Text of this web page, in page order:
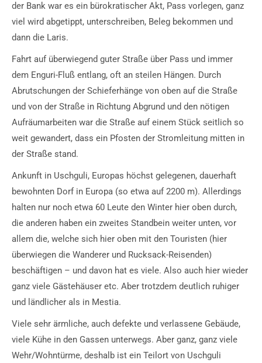
der Bank war es ein bürokratischer Akt, Pass vorlegen, ganz
viel wird abgetippt, unterschreiben, Beleg bekommen und
dann die Laris.
Fahrt auf überwiegend guter Straße über Pass und immer
dem Enguri-Fluß entlang, oft an steilen Hängen. Durch
Abrutschungen der Schieferhänge von oben auf die Straße
und von der Straße in Richtung Abgrund und den nötigen
Aufräumarbeiten war die Straße auf einem Stück seitlich so
weit gewandert, dass ein Pfosten der Stromleitung mitten in
der Straße stand.
Ankunft in Uschguli, Europas höchst gelegenen, dauerhaft
bewohnten Dorf in Europa (so etwa auf 2200 m). Allerdings
halten nur noch etwa 60 Leute den Winter hier oben durch,
die anderen haben ein zweites Standbein weiter unten, vor
allem die, welche sich hier oben mit den Touristen (hier
überwiegen die Wanderer und Rucksack-Reisenden)
beschäftigen – und davon hat es viele. Also auch hier wieder
ganz viele Gästehäuser etc. Aber trotzdem deutlich ruhiger
und ländlicher als in Mestia.
Viele sehr ärmliche, auch defekte und verlassene Gebäude,
viele Kühe in den Gassen unterwegs. Aber ganz, ganz viele
Wehr/Wohntürme, deshalb ist ein Teilort von Uschguli